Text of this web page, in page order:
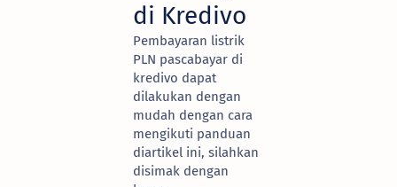
di Kredivo
Pembayaran listrik
PLN pascabayar di
kredivo dapat
dilakukan dengan
mudah dengan cara
mengikuti panduan
diartikel ini, silahkan
disimak dengan